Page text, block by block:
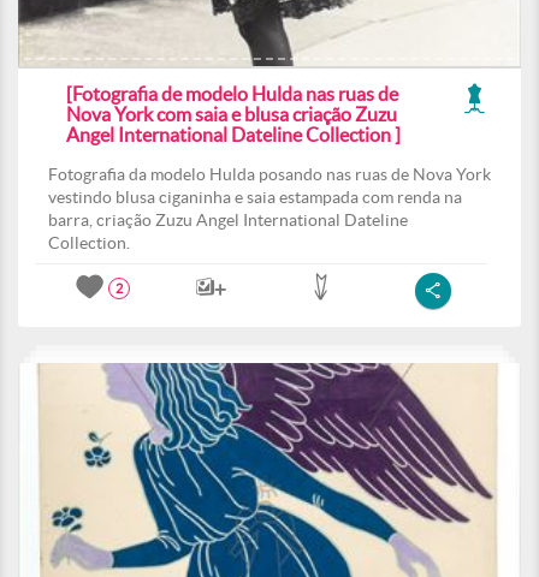
[Fotografia de modelo Hulda nas ruas de
Nova York com saia e blusa criação Zuzu
Angel International Dateline Collection ]
Fotografia da modelo Hulda posando nas ruas de Nova York
vestindo blusa ciganinha e saia estampada com renda na
barra, criação Zuzu Angel International Dateline
Collection.
2